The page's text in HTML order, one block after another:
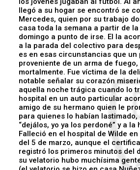
llegó a su hogar se encontró se
Mercedes, quien por su trabajo
casa toda la semana a partir de la
domingo a punto de irse. El la
a la parada del colectivo para
es en esas circunstancias que un
proveniente de un arma de fuego,
mortalmente. Fue víctima de la
notable señalar su corazón
aquella noche trágica cuando lo
hospital en un auto particular
amigo de su hermano quien le
para quienes lo habían
“dejálos, yo ya los perdoné” y a
Falleció en el hospital de Wilde
del 5 de marzo, aunque el
registró los primeros minutos del
su velatorio hubo muchísima